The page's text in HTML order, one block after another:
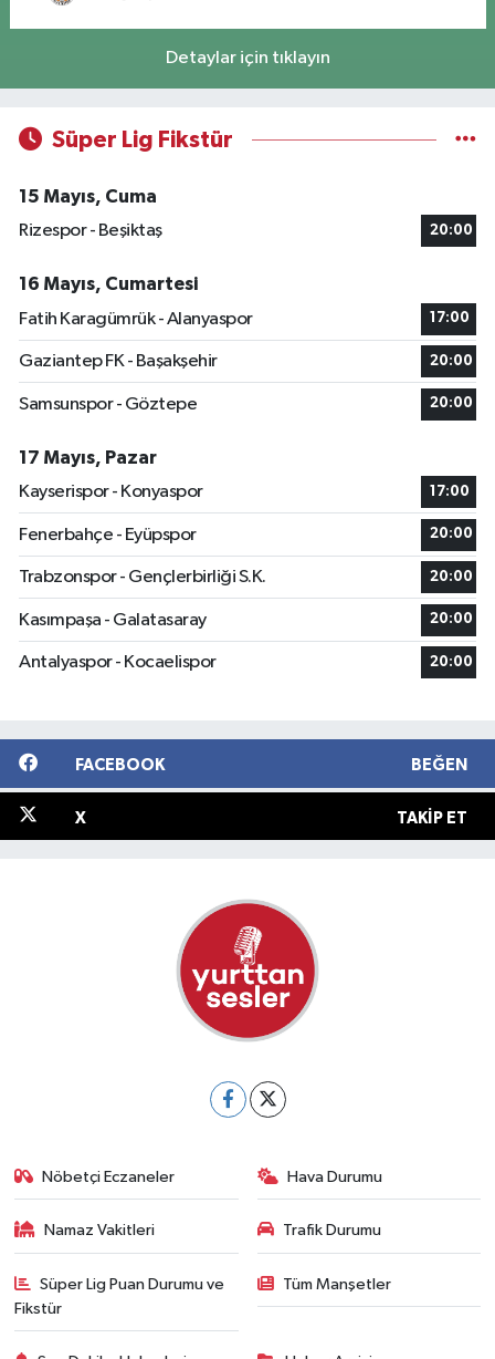
Detaylar için tıklayın
Süper Lig Fikstür
15 Mayıs, Cuma
Rizespor - Beşiktaş
20:00
16 Mayıs, Cumartesi
Fatih Karagümrük - Alanyaspor
17:00
Gaziantep FK - Başakşehir 20:00
Samsunspor - Göztepe 20:00
17 Mayıs, Pazar
Kayserispor - Konyaspor
17:00
Fenerbahçe - Eyüpspor 20:00
Trabzonspor - Gençlerbirliği S.K. 20:00
Kasımpaşa - Galatasaray 20:00
Antalyaspor - Kocaelispor 20:00
FACEBOOK BEĞEN
X TAKIP ET
Nöbetçi Eczaneler Hava Durumu
Namaz Vakitleri Trafik Durumu
Süper Lig Puan Durumu ve
Fikstür
Tüm Manşetler